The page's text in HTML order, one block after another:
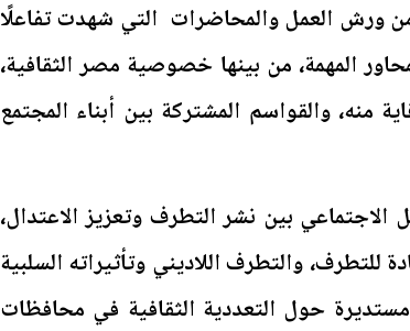
ورش العمل والمحاضرات التي شهدت تفاعلًا
المهمة، من بينها خصوصية مصر الثقافية،
منه، والقواسم المشتركة بين أبناء المجتمع
بين نشر التطرف وتعزيز الاعتدال،
والتطرف اللاديني وتأثيراته السلبية
حول التعددية الثقافية في محافظات